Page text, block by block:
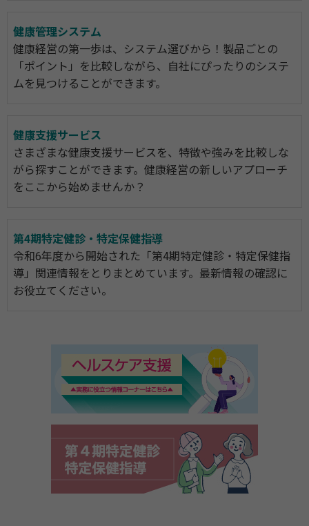
健康管理システム
健康経営の第一歩は、システム選びから！製品ごとの
「ポイント」を比較しながら、自社にぴったりのシステ
ムを見つけることができます。
健康支援サービス
さまざまな健康支援サービスを、特徴や強みを比較しな
がら探すことができます。健康経営の新しいアプローチ
をここから始めませんか？
第4期特定健診・特定保健指導
令和6年度から開始された「第4期特定健診・特定保健指
導」関連情報をとりまとめています。最新情報の確認に
お役立てください。